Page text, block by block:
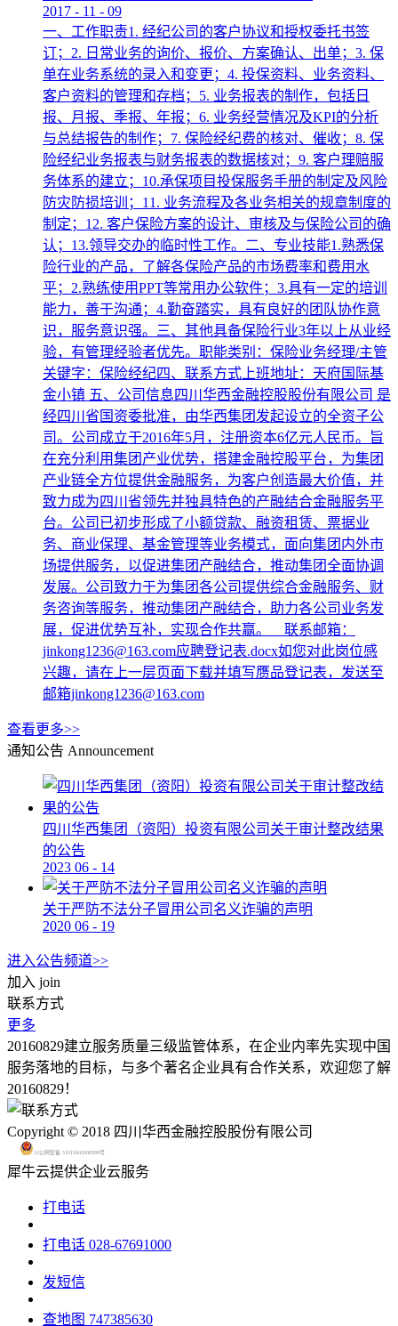
2017 - 11 - 09
一、工作职责1. 经纪公司的客户协议和授权委托书签
订；2. 日常业务的询价、报价、方案确认、出单；3. 保
单在业务系统的录入和变更；4. 投保资料、业务资料、
客户资料的管理和存档；5. 业务报表的制作，包括日
报、月报、季报、年报；6. 业务经营情况及KPI的分析
与总结报告的制作；7. 保险经纪费的核对、催收；8. 保
险经纪业务报表与财务报表的数据核对；9. 客户理赔服
务体系的建立；10.承保项目投保服务手册的制定及风险
防灾防损培训；11. 业务流程及各业务相关的规章制度的
制定；12. 客户保险方案的设计、审核及与保险公司的确
认；13.领导交办的临时性工作。二、专业技能1.熟悉保
险行业的产品，了解各保险产品的市场费率和费用水
平；2.熟练使用PPT等常用办公软件；3.具有一定的培训
能力，善于沟通；4.勤奋踏实，具有良好的团队协作意
识，服务意识强。三、其他具备保险行业3年以上从业经
验，有管理经验者优先。职能类别：保险业务经理/主管
关键字：保险经纪四、联系方式上班地址：天府国际基
金小镇 五、公司信息四川华西金融控股股份有限公司 是
经四川省国资委批准，由华西集团发起设立的全资子公
司。公司成立于2016年5月，注册资本6亿元人民币。旨
在充分利用集团产业优势，搭建金融控股平台，为集团
产业链全方位提供金融服务，为客户创造最大价值，并
致力成为四川省领先并独具特色的产融结合金融服务平
台。公司已初步形成了小额贷款、融资租赁、票据业
务、商业保理、基金管理等业务模式，面向集团内外市
场提供服务，以促进集团产融结合，推动集团全面协调
发展。公司致力于为集团各公司提供综合金融服务、财
务咨询等服务，推动集团产融结合，助力各公司业务发
展，促进优势互补，实现合作共赢。 联系邮箱：
jinkong1236@163.com应聘登记表.docx如您对此岗位感
兴趣，请在上一层页面下载并填写赝品登记表，发送至
邮箱jinkong1236@163.com
查看更多>>
通知公告 Announcement
四川华西集团（资阳）投资有限公司关于审计整改结果
的公告
2023 06 - 14
关于严防不法分子冒用公司名义诈骗的声明
2020 06 - 19
进入公告频道>>
加入 join
联系方式
更多
20160829建立服务质量三级监管体系，在企业内率先实现中国
服务落地的目标，与多个著名企业具有合作关系，欢迎您了解
20160829！
Copyright © 2018 四川华西金融控股股份有限公司
川公网安备 51015602000580号
犀牛云提供企业云服务
打电话
打电话 028-67691000
发短信
查地图 747385630